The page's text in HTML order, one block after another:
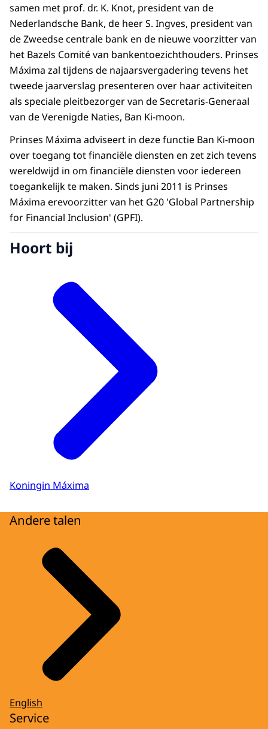
samen met prof. dr. K. Knot, president van de
Nederlandsche Bank, de heer S. Ingves, president van
de Zweedse centrale bank en de nieuwe voorzitter van
het Bazels Comité van bankentoezichthouders. Prinses
Máxima zal tijdens de najaarsvergadering tevens het
tweede jaarverslag presenteren over haar activiteiten
als speciale pleitbezorger van de Secretaris-Generaal
van de Verenigde Naties, Ban Ki-moon.
Prinses Máxima adviseert in deze functie Ban Ki-moon
over toegang tot financiële diensten en zet zich tevens
wereldwijd in om financiële diensten voor iedereen
toegankelijk te maken. Sinds juni 2011 is Prinses
Máxima erevoorzitter van het G20 'Global Partnership
for Financial Inclusion' (GPFI).
Hoort bij
Koningin Máxima
Andere talen
English
Service